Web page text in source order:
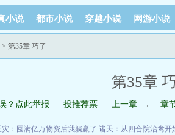
小说 都市小说 穿越小说 网游小说
> 第35章 巧了
第35章
？点此举报 投推荐票 上一章 ← 章
灾：囤满亿万物资后我躺赢了 诸天：从四合院治禽开